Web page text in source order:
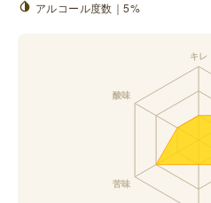
アルコール度数｜5%